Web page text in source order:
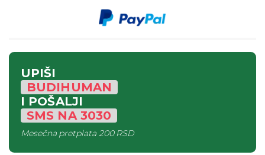
UPIŠI
BUDIHUMAN
I POŠALJI
SMS NA3030
Mesečna pretplata200 RSD